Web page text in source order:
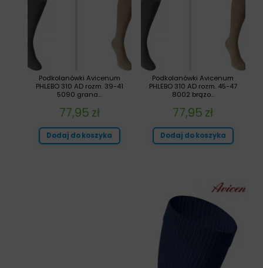
Podkolanówki Avicenum
PHLEBO 310 AD rozm. 45-47
8002 brązo...
77,95 zł
Dodaj do koszyka
Podkolanówki Avicenum
PHLEBO 310 AD rozm. 39-41
5090 grana...
77,95 zł
Dodaj do koszyka